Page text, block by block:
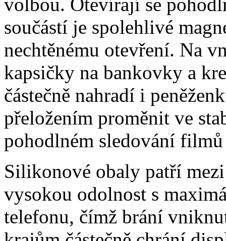
součástí je spolehlivé
nechtěnému otevření. Na
kapsičky na bankovky a
částečně nahradí i
přeložením proměnit ve
pohodlném sledování
Silikonové obaly patří
vysokou odolnost s
telefonu, čímž brání